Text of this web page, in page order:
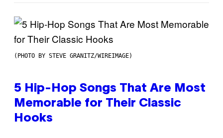
(PHOTO BY STEVE GRANITZ/WIREIMAGE)
5 Hip-Hop Songs That Are Most
Memorable for Their Classic
Hooks